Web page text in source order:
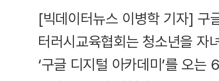
[빅데이터뉴스 이병학 기자] 구
터러시교육협회는 청소년을 자
‘구글 디지털 아카데미’를 오